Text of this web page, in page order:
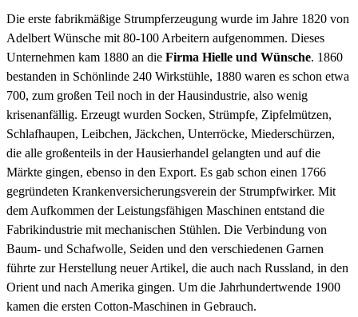
Die erste fabrikmäßige Strumpferzeugung wurde im Jahre 1820 von
Adelbert Wünsche mit 80-100 Arbeitern aufgenommen. Dieses
Unternehmen kam 1880 an die Firma Hielle und Wünsche. 1860
bestanden in Schönlinde 240 Wirkstühle, 1880 waren es schon etwa
700, zum großen Teil noch in der Hausindustrie, also wenig
krisenanfällig. Erzeugt wurden Socken, Strümpfe, Zipfelmützen,
Schlafhaupen, Leibchen, Jäckchen, Unterröcke, Miederschürzen,
die alle großenteils in der Hausierhandel gelangten und auf die
Märkte gingen, ebenso in den Export. Es gab schon einen 1766
gegründeten Krankenversicherungsverein der Strumpfwirker. Mit
dem Aufkommen der Leistungsfähigen Maschinen entstand die
Fabrikindustrie mit mechanischen Stühlen. Die Verbindung von
Baum- und Schafwolle, Seiden und den verschiedenen Garnen
führte zur Herstellung neuer Artikel, die auch nach Russland, in den
Orient und nach Amerika gingen. Um die Jahrhundertwende 1900
kamen die ersten Cotton-Maschinen in Gebrauch.